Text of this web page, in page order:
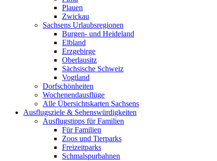
Plauen
Zwickau
Sachsens Urlaubsregionen
Burgen- und Heideland
Elbland
Erzgebirge
Oberlausitz
Sächsische Schweiz
Vogtland
Dorfschönheiten
Wochenendausflüge
Alle Übersichtskarten Sachsens
Ausflugsziele & Sehenswürdigkeiten
Ausflugstipps für Familien
Für Familien
Zoos und Tierparks
Freizeitparks
Schmalspurbahnen